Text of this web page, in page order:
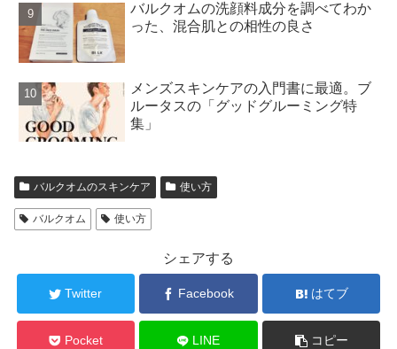
バルクオムの洗顔料成分を調べてわか
った、混合肌との相性の良さ
メンズスキンケアの入門書に最適。ブ
ルータスの「グッドグルーミング特
集」
バルクオムのスキンケア 使い方
バルクオム 使い方
シェアする
Twitter Facebook はてブ
Pocket LINE コピー